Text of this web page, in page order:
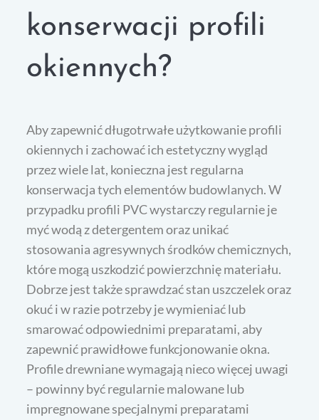
konserwacji profili
okiennych?
Aby zapewnić długotrwałe użytkowanie profili
okiennych i zachować ich estetyczny wygląd
przez wiele lat, konieczna jest regularna
konserwacja tych elementów budowlanych. W
przypadku profili PVC wystarczy regularnie je
myć wodą z detergentem oraz unikać
stosowania agresywnych środków chemicznych,
które mogą uszkodzić powierzchnię materiału.
Dobrze jest także sprawdzać stan uszczelek oraz
okuć i w razie potrzeby je wymieniać lub
smarować odpowiednimi preparatami, aby
zapewnić prawidłowe funkcjonowanie okna.
Profile drewniane wymagają nieco więcej uwagi
– powinny być regularnie malowane lub
impregnowane specjalnymi preparatami